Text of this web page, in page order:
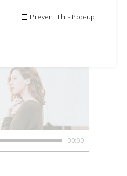
Prevent This Pop-up
00:00